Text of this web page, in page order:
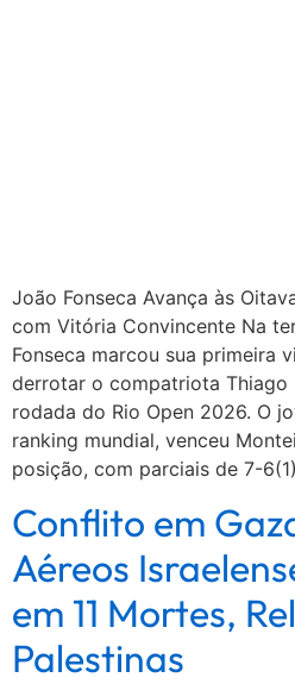
João Fonseca Avança às
com Vitória Convincente Na
Fonseca marcou sua primeira
derrotar o compatriota Thiago
rodada do Rio Open 2026. O
ranking mundial, venceu
posição, com parciais de 7-
Conflito em
Aéreos
em 11 Mortes,
Palestinas